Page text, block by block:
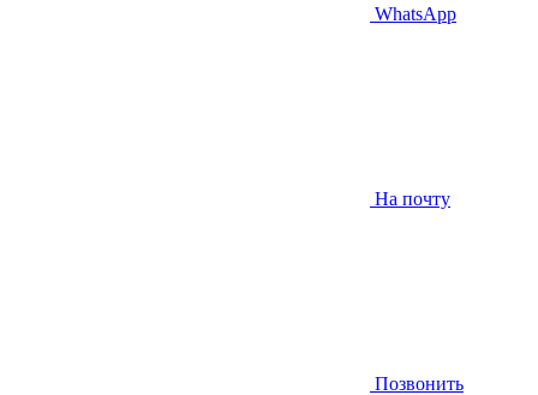
WhatsApp
На почту
Позвонить